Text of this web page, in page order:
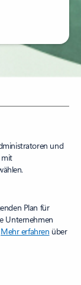
und
mit
Plan für
Unternehmen
Mehr erfahren über